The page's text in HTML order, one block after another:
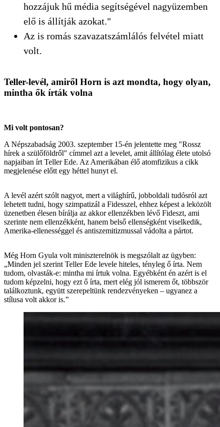
hozzájuk hű média segítségével nagyüzemben
elő is állítják azokat."
Az is romás szavazatszámlálós felvétel miatt
volt.
Teller-levél, amiről Horn is azt mondta, hogy olyan,
mintha ők írták volna
Mi volt pontosan?
A Népszabadság 2003. szeptember 15-én jelentette meg "Rossz
hírek a szülőföldről" címmel azt a levelet, amit állítólag élete utolsó
napjaiban írt Teller Ede. Az Amerikában élő atomfizikus a cikk
megjelenése előtt egy héttel hunyt el.
A levél azért szólt nagyot, mert a világhírű, jobboldali tudósról azt
lehetett tudni, hogy szimpatizál a Fidesszel, ehhez képest a leközölt
üzenetben élesen bírálja az akkor ellenzékben lévő Fideszt, ami
szerinte nem ellenzékként, hanem belső ellenségként viselkedik,
Amerika-ellenességgel és antiszemitizmussal vádolta a pártot.
Még Horn Gyula volt miniszterelnök is megszólalt az ügyben:
„Minden jel szerint Teller Ede levele hiteles, tényleg ő írta. Nem
tudom, olvasták-e: mintha mi írtuk volna. Egyébként én azért is el
tudom képzelni, hogy ezt ő írta, mert elég jól ismerem őt, többször
találkoztunk, együtt szerepeltünk rendezvényeken – ugyanez a
stílusa volt akkor is.”